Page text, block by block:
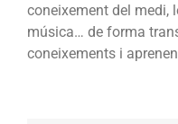
coneixement del medi,
música… de forma
coneixements i